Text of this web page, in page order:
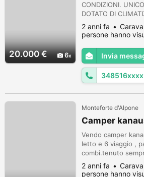
20.000 € 6
CONDIZIONI.
DOTATO DI
OBLO'
PORTABICI,
CALDA CON
QUASI NUOVI.
POCO
serali.
2 anni fa
persone hanno
Invia
348516xxxx
Monteforte d'Alpone
Camper
Vendo camper
letto e 6 viaggio ,
combi.tenuto
appena rifatte
luglio , gomme 70%
2 anni fa
persone hanno